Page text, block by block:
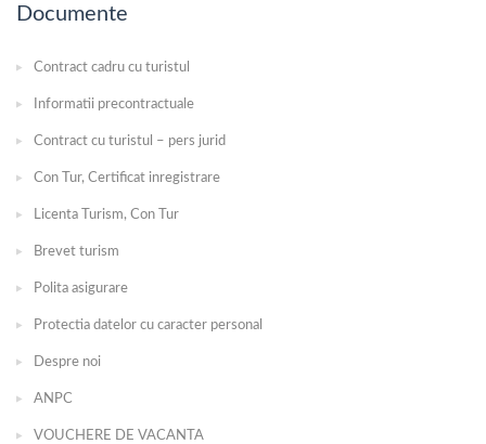
Documente
Contract cadru cu turistul
Informatii precontractuale
Contract cu turistul – pers jurid
Con Tur, Certificat inregistrare
Licenta Turism, Con Tur
Brevet turism
Polita asigurare
Protectia datelor cu caracter personal
Despre noi
ANPC
VOUCHERE DE VACANTA